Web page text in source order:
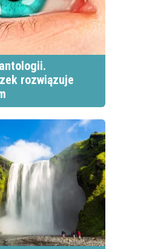
rozwiązuje